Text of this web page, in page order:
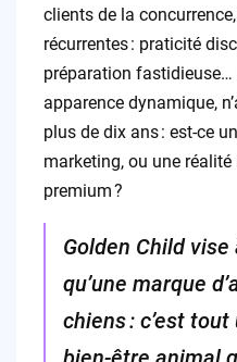
clients de la
récurrentes : praticité
préparation fastidieuse…
apparence dynamique,
plus de dix ans : est-ce
marketing, ou une
premium ?
Golden Child
qu’une marque
chiens : c’est